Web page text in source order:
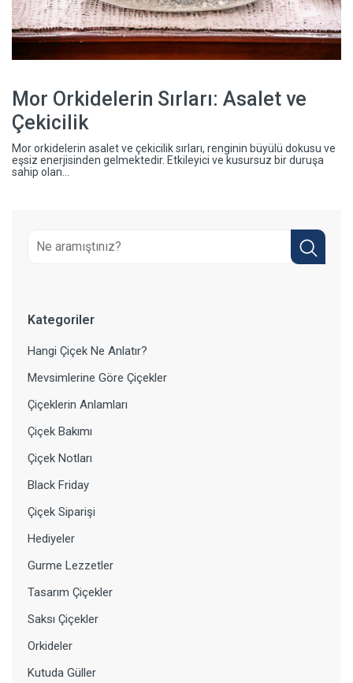
Mor Orkidelerin Sırları: Asalet ve
Çekicilik
Mor orkidelerin asalet ve çekicilik sırları, renginin büyülü dokusu ve
eşsiz enerjisinden gelmektedir. Etkileyici ve kusursuz bir duruşa
sahip olan...
Kategoriler
Hangi Çiçek Ne Anlatır?
Mevsimlerine Göre Çiçekler
Çiçeklerin Anlamları
Çiçek Bakımı
Çiçek Notları
Black Friday
Çiçek Siparişi
Hediyeler
Gurme Lezzetler
Tasarım Çiçekler
Saksı Çiçekler
Orkideler
Kutuda Güller